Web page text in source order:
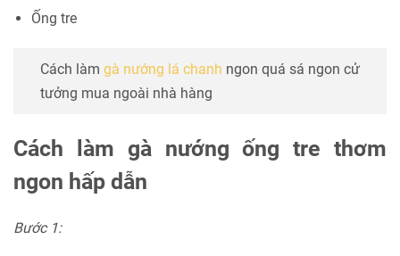
Ống tre
Cách làm gà nướng lá chanh ngon quá sá ngon cử
tưởng mua ngoài nhà hàng
Cách làm gà nướng ống tre thơm
ngon hấp dẫn
Bước 1: